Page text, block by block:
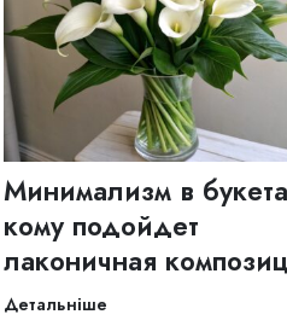
Минимализм в
кому подойдет
лаконичная
Детальніше